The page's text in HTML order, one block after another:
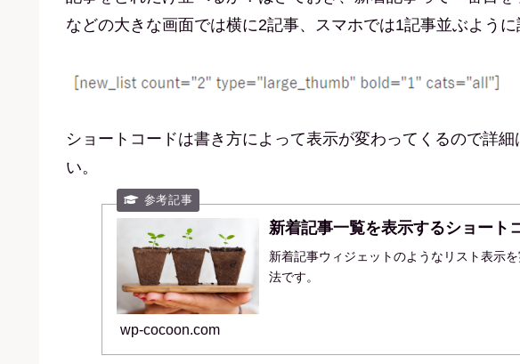
などの大きな画面では横に2記事、スマホでは1記事並ぶように
ショートコードは書き方によって表示が変わってくるので詳
い。
新着記事一覧を表示するショート
新着記事ウィジェットのようなリスト表示
法です。
wp-cocoon.com